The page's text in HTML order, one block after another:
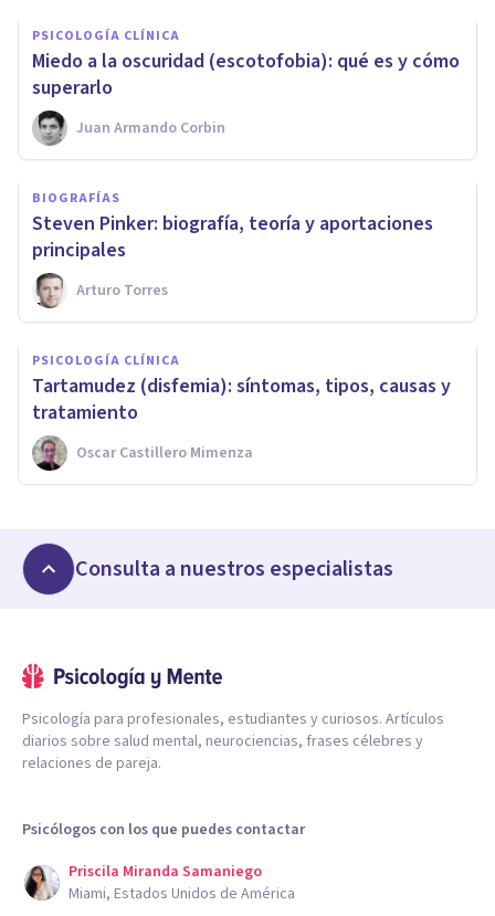
PSICOLOGÍA CLÍNICA
​Miedo a la oscuridad (escotofobia): qué es y cómo
superarlo
Juan Armando Corbin
BIOGRAFÍAS
Steven Pinker: biografía, teoría y aportaciones
principales
Arturo Torres
PSICOLOGÍA CLÍNICA
Tartamudez (disfemia): síntomas, tipos, causas y
tratamiento
Oscar Castillero Mimenza
Consulta a nuestros especialistas
Psicología para profesionales, estudiantes y curiosos. Artículos
diarios sobre salud mental, neurociencias, frases célebres y
relaciones de pareja.
Psicólogos con los que puedes contactar
Priscila Miranda Samaniego
Miami, Estados Unidos de América